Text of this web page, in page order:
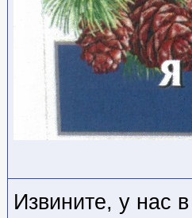
Извините, у нас